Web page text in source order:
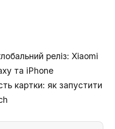
реліз: Xiaomi
та iPhone
картки: як запустити